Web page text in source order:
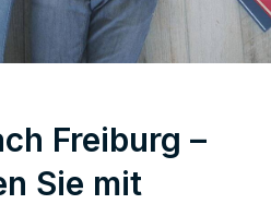
Freiburg –
Sie mit